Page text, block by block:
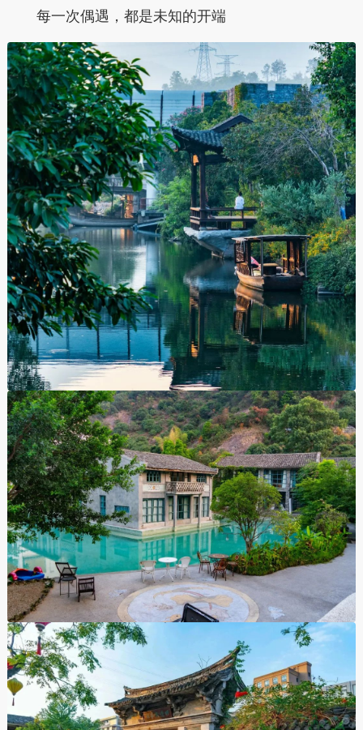
每一次偶遇，都是未知的开端